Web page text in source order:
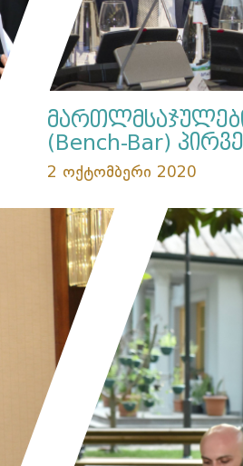
(Bench-Bar)
2 ოქტომბერი 2020